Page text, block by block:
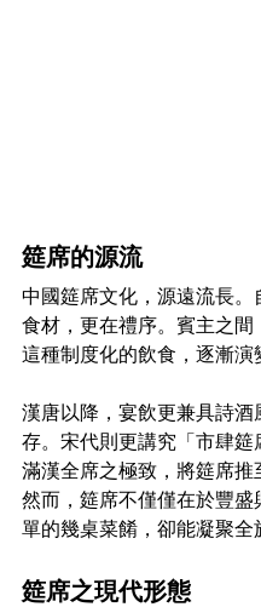
筵席的源流
中國筵席文化，源遠流長
食材，更在禮序。賓主之
這種制度化的飲食，逐漸演
漢唐以降，宴飲更兼具詩
存。宋代則更講究「市肆
滿漢全席之極致，將筵席推
然而，筵席不僅僅在於豐
單的幾桌菜餚，卻能凝聚全
筵席之現代形態